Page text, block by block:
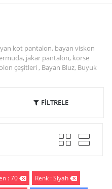
kot pantalon, bayan viskon
jakar pantalon, korse
çeşitleri , Bayan Bluz, Buyuk
FİLTRELE
: 70
Renk : Siyah